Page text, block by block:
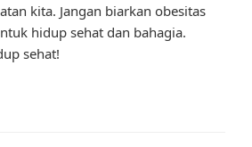
kita. Jangan biarkan obesitas
hidup sehat dan bahagia.
sehat!